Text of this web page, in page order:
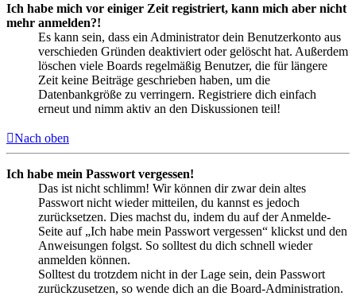
Ich habe mich vor einiger Zeit registriert, kann mich aber nicht
mehr anmelden?!
Es kann sein, dass ein Administrator dein Benutzerkonto aus
verschieden Gründen deaktiviert oder gelöscht hat. Außerdem
löschen viele Boards regelmäßig Benutzer, die für längere
Zeit keine Beiträge geschrieben haben, um die
Datenbankgröße zu verringern. Registriere dich einfach
erneut und nimm aktiv an den Diskussionen teil!
Nach oben
Ich habe mein Passwort vergessen!
Das ist nicht schlimm! Wir können dir zwar dein altes
Passwort nicht wieder mitteilen, du kannst es jedoch
zurücksetzen. Dies machst du, indem du auf der Anmelde-
Seite auf „Ich habe mein Passwort vergessen“ klickst und den
Anweisungen folgst. So solltest du dich schnell wieder
anmelden können.
Solltest du trotzdem nicht in der Lage sein, dein Passwort
zurückzusetzen, so wende dich an die Board-Administration.